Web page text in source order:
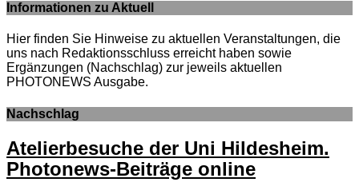
Informationen zu Aktuell
Hier finden Sie Hinweise zu aktuellen Veranstaltungen, die
uns nach Redaktionsschluss erreicht haben sowie
Ergänzungen (Nachschlag) zur jeweils aktuellen
PHOTONEWS Ausgabe.
Nachschlag
Atelierbesuche der Uni Hildesheim.
Photonews-Beiträge online